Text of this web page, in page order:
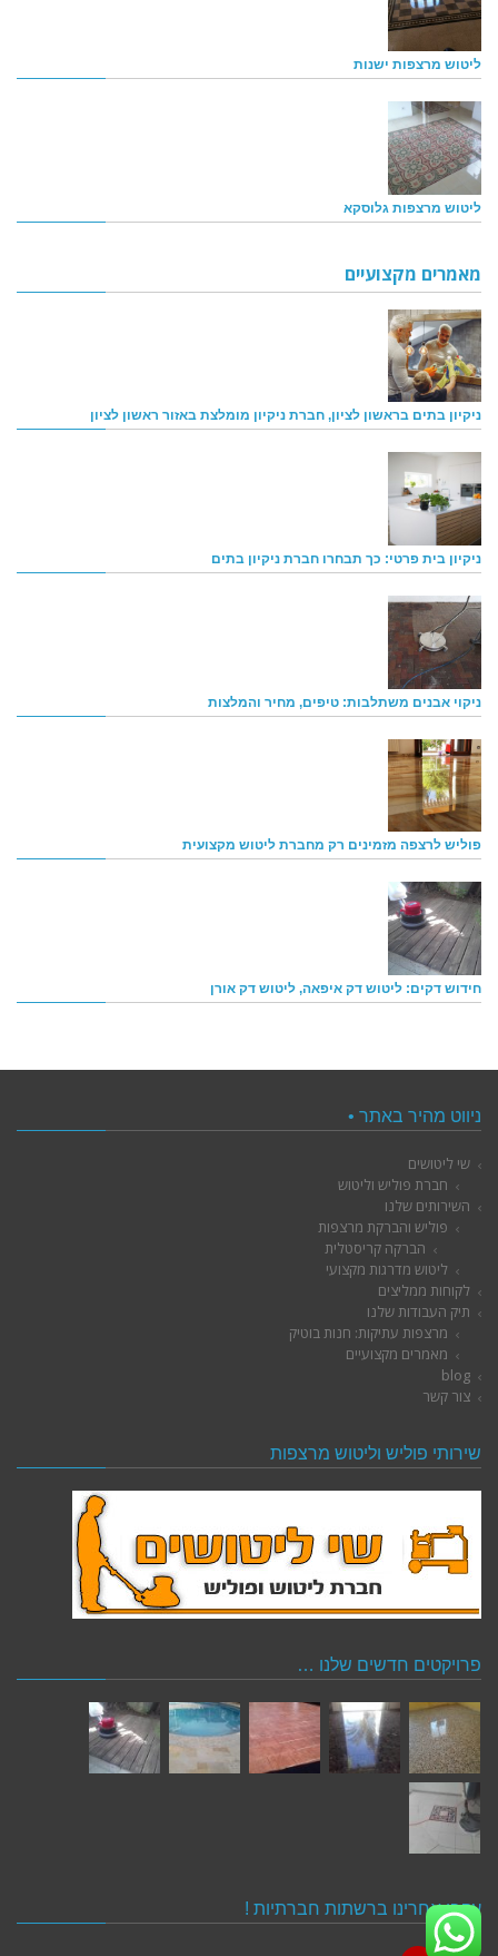
ליטוש מרצפות ישנות
ליטוש מרצפות גלוסקא
מאמרים מקצועיים
ניקיון בתים בראשון לציון, חברת ניקיון מומלצת באזור ראשון לציון
ניקיון בית פרטי: כך תבחרו חברת ניקיון בתים
ניקוי אבנים משתלבות: טיפים, מחיר והמלצות
פוליש לרצפה מזמינים רק מחברת ליטוש מקצועית
חידוש דקים: ליטוש דק איפאה, ליטוש דק אורן
ניווט מהיר באתר •
שי ליטושים
חברת פוליש וליטוש
השירותים שלנו
פוליש והברקת מרצפות
הברקה קריסטלית
ליטוש מדרגות מקצועי
לקוחות ממליצים
תיק העבודות שלנו
מרצפות עתיקות: חנות בוטיק
מאמרים מקצועיים
blog
צור קשר
שירותי פוליש וליטוש מרצפות
פרויקטים חדשים שלנו …
עקבו אחרינו ברשתות חברתיות !